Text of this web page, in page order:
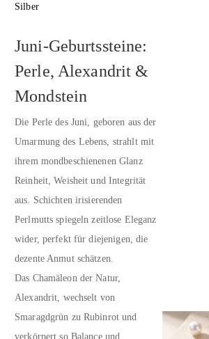
Silber
Juni-Geburtssteine:
Perle, Alexandrit &
Mondstein
Die Perle des Juni, geboren aus der
Umarmung des Lebens, strahlt mit
ihrem mondbeschienenen Glanz
Reinheit, Weisheit und Integrität
aus. Schichten irisierenden
Perlmutts spiegeln zeitlose Eleganz
wider, perfekt für diejenigen, die
dezente Anmut schätzen.
Das Chamäleon der Natur,
Alexandrit, wechselt von
Smaragdgrün zu Rubinrot und
verkörpert so Balance und